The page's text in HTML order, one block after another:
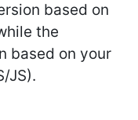
based on
the
based on your
JS).